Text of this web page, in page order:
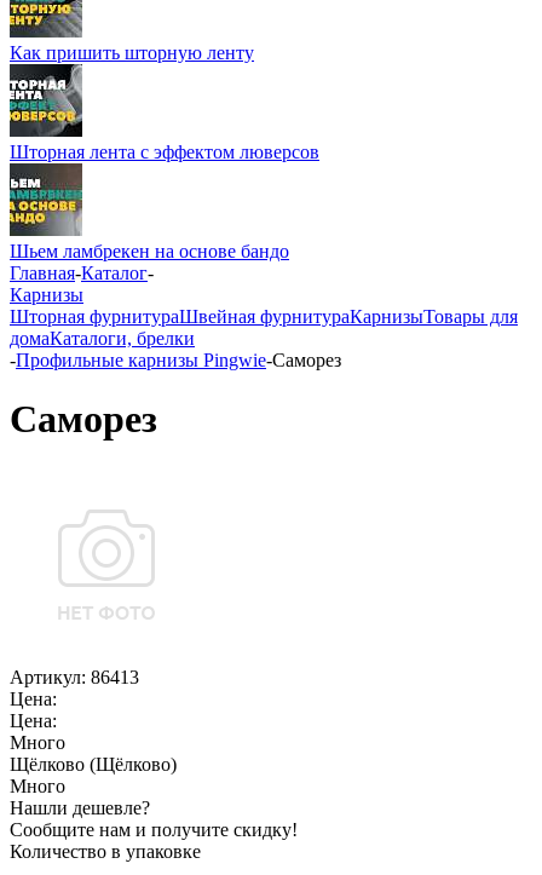
Как пришить шторную ленту
Шторная лента с эффектом люверсов
Шьем ламбрекен на основе бандо
Главная-Каталог-
Карнизы
Шторная фурнитураШвейная фурнитураКарнизыТовары для
домаКаталоги, брелки
-Профильные карнизы Pingwie-Саморез
Саморез
Артикул: 86413
Цена:
Цена:
Много
Щёлково (Щёлково)
Много
Нашли дешевле?
Сообщите нам и получите скидку!
Количество в упаковке